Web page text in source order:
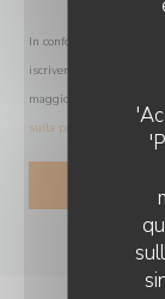
In conformità al Codice
iscrivendoti al Registro
maggiori informazioni
sulla privacy